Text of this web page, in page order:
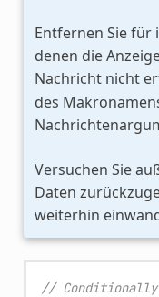
Entfernen Sie für
denen die
Nachricht nicht
des
Versuchen Sie
Daten
weiterhin
// Conditionally